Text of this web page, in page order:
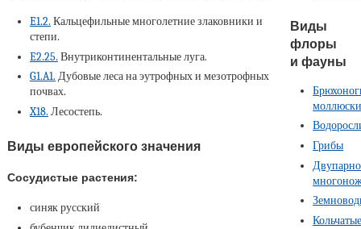
E1.2. Кальцефильные многолетние злаковники и
степи.
E2.25. Внутриконтинентальные луга.
G1.A1. Дубовые леса на эутрофных и мезотрофных
почвах.
X18. Лесостепь.
Виды европейского значения
Сосудистые растения:
синяк русский
Виды
флоры
и фауны
Грибы